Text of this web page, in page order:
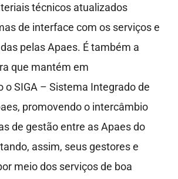
técnicos atualizados
de interface com os serviços e
pelas Apaes. É também a
que mantém em
o SIGA – Sistema Integrado de
promovendo o intercâmbio
de gestão entre as Apaes do
assim, seus gestores e
meio dos serviços de boa